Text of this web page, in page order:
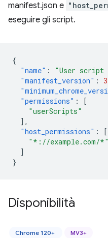
manifest.json e
eseguire gli script.
{
"name" : "User script
"manifest_version" : 3
"permissions" :
[
"userScripts"
],
"host_permissions" :
[
"*://example.com/*"
]
}
Disponibilità
Chrome 120+ MV3+